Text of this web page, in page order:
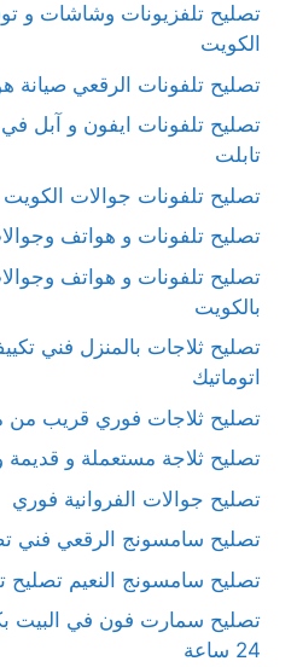
تصليح تلفزيونات وشاشات و
الكويت
تصليح تلفونات الرقعي صيانة
تصليح تلفونات ايفون و آبل
تابلت
تصليح تلفونات جوالات
تصليح تلفونات و هواتف
تصليح تلفونات و هواتف
بالكويت
تصليح ثلاجات بالمنزل فني
اتوماتيك
تصليح ثلاجات فوري قريب من
تصليح ثلاجة مستعملة و قديمة
تصليح جوالات الفروانية فوري
تصليح سامسونج الرقعي فني
تصليح سامسونج النعيم تصليح
تصليح سمارت فون في البيت
24 ساعة